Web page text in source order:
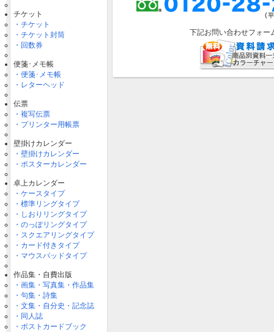
チケット
・チケット
・チケット封筒
・回数券
便箋･メモ帳
・便箋･メモ帳
・レターヘッド
伝票
・複写伝票
・プリンター用帳票
壁掛けカレンダー
・壁掛けカレンダー
・ポスターカレンダー
卓上カレンダー
・ケースタイプ
・標準リングタイプ
・しおりリングタイプ
・のっぽリングタイプ
・スクエアリングタイプ
・カード付きタイプ
・マウスパッドタイプ
作品集・自費出版
・画集・写真集・作品集
・句集・詩集
・文集・自分史・記念誌
・同人誌
・ポストカードブック
下記お問い合わせフォー